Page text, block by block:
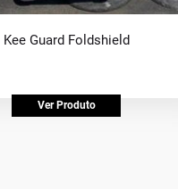
Kee Guard Foldshield
Ver Produto